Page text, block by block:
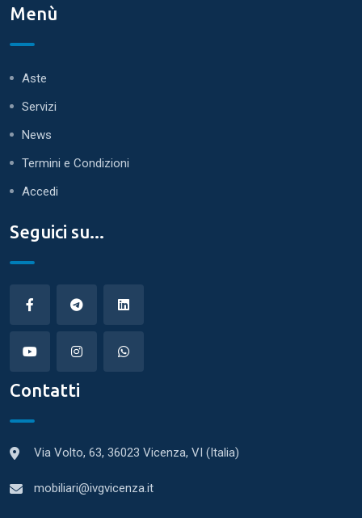
Menù
Aste
Servizi
News
Termini e Condizioni
Accedi
Seguici su...
Contatti
Via Volto, 63, 36023 Vicenza, VI (Italia)
mobiliari@ivgvicenza.it